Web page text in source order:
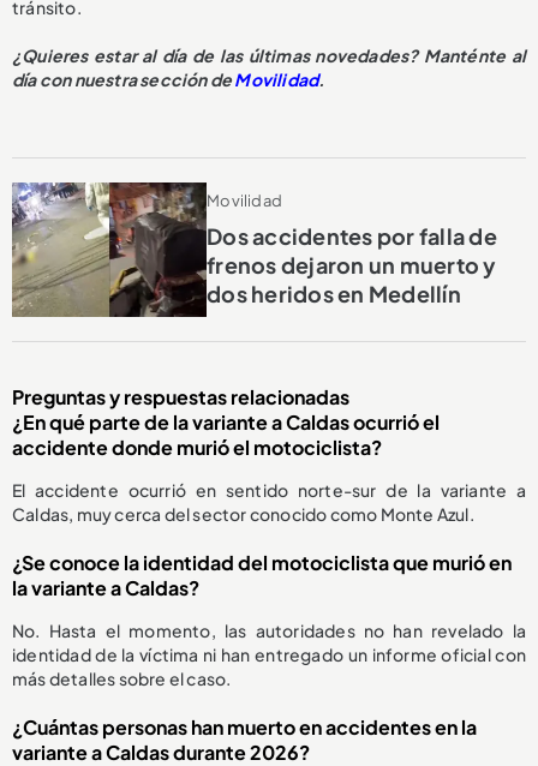
tránsito.
¿Quieres estar al día de las últimas novedades? Manténte al
día con nuestra sección deMovilidad.
Movilidad
Dos accidentes por falla de
frenos dejaron un muerto y
dos heridos en Medellín
Preguntas y respuestas relacionadas
¿En qué parte de la variante a Caldas ocurrió el
accidente donde murió el motociclista?
El accidente ocurrió en sentido norte-sur de la variante a
Caldas, muy cerca del sector conocido como Monte Azul.
¿Se conoce la identidad del motociclista que murió en
la variante a Caldas?
No. Hasta el momento, las autoridades no han revelado la
identidad de la víctima ni han entregado un informe oficial con
más detalles sobre el caso.
¿Cuántas personas han muerto en accidentes en la
variante a Caldas durante 2026?